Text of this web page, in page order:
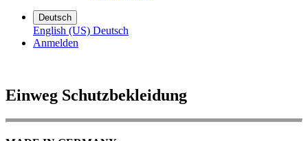
Deutsch
English (US) Deutsch
Anmelden
Einweg Schutzbekleidung